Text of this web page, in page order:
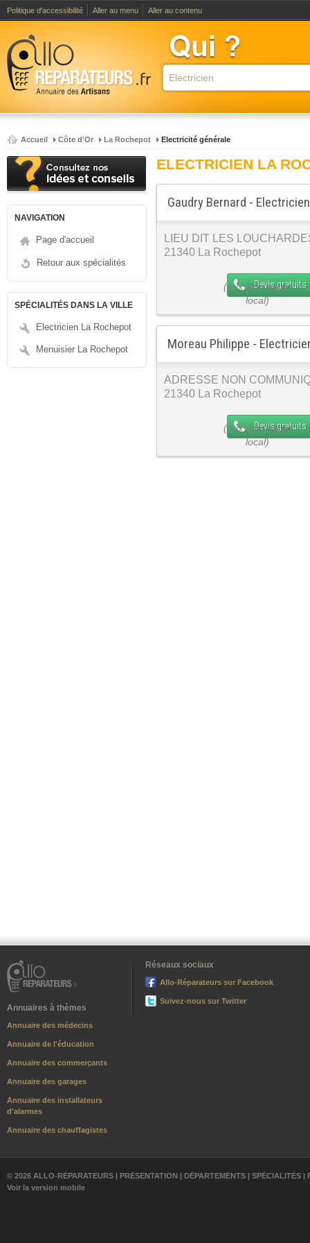
Politique d'accessibilité Aller au menu Aller au contenu
Accueil Côte d'Or La Rochepot Electricité générale
NAVIGATION
Page d'accueil
Retour aux spécialités
SPÉCIALITÉS DANS LA VILLE
Electricien La Rochepot
Menuisier La Rochepot
ELECTRICIEN LA
Gaudry Bernard - Electricien
LIEU DIT LES
21340 La Rochepot
Devis gratuits
Moreau Philippe -
ADRESSE NON
21340 La Rochepot
Devis gratuits
Annuaires à thèmes
Annuaire des médecins
Annuaire de l'éducation
Annuaire des commerçants
Annuaire des garages
Annuaire des installateurs
d'alarmes
Annuaire des chauffagistes
Réseaux sociaux
Allo-Réparateurs sur Facebook
Suivez-nous sur Twitter
© 2026 ALLO-RÉPARATEURS | PRÉSENTATION | DÉPARTEMENTS | SPÉCIALITÉS |
Voir la version mobile